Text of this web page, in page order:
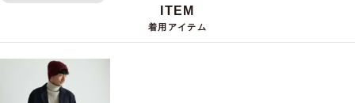
着用アイテム